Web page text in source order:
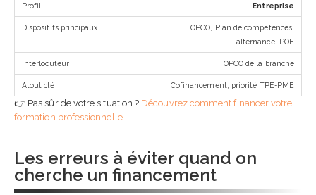
Entreprise
OPCO, Plan de compétences,
alternance, POE
OPCO de la branche
Cofinancement, priorité TPE-PME
👉 Pas sûr de votre situation ? Découvrez comment financer votre
formation professionnelle.
Les erreurs à éviter quand on
cherche un financement